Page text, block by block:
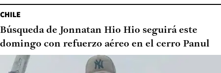
CHILE
Búsqueda de Jonnatan Hio Hio seguirá este
domingo con refuerzo aéreo en el cerro Panul